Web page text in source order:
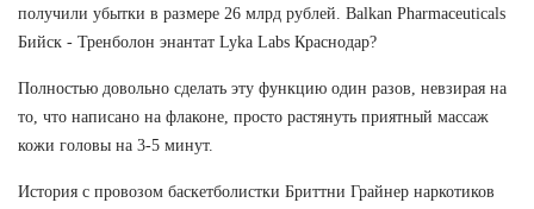
получили убытки в размере 26 млрд рублей. Balkan Pharmaceuticals
Бийск - Тренболон энантат Lyka Labs Краснодар?
Полностью довольно сделать эту функцию один разов, невзирая на
то, что написано на флаконе, просто растянуть приятный массаж
кожи головы на 3-5 минут.
История с провозом баскетболистки Бриттни Грайнер наркотиков